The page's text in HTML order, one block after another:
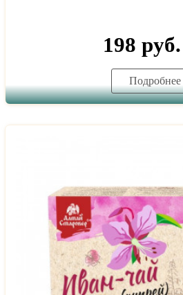
198 руб.
Подробнее